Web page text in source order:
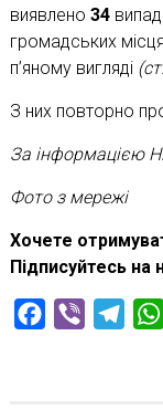
виявлено 34
громадських
п’яному вигляді
З них повторно
За інформацією
Фото з мережі
Хочете
Підписуйтесь на
Facebook
Viber